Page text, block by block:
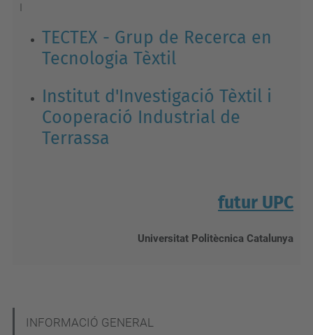
I
TECTEX - Grup de Recerca en
Tecnologia Tèxtil
Institut d'Investigació Tèxtil i
Cooperació Industrial de
Terrassa
futur UPC
Universitat Politècnica Catalunya
INFORMACIÓ GENERAL